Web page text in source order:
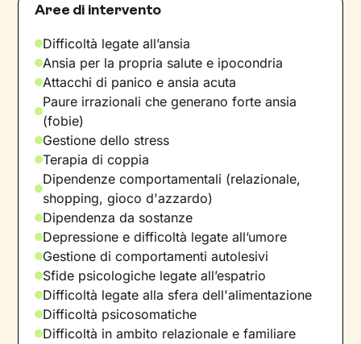
Aree di intervento
Difficoltà legate all’ansia
Ansia per la propria salute e ipocondria
Attacchi di panico e ansia acuta
Paure irrazionali che generano forte ansia
(fobie)
Gestione dello stress
Terapia di coppia
Dipendenze comportamentali (relazionale,
shopping, gioco d'azzardo)
Dipendenza da sostanze
Depressione e difficoltà legate all’umore
Gestione di comportamenti autolesivi
Sfide psicologiche legate all’espatrio
Difficoltà legate alla sfera dell'alimentazione
Difficoltà psicosomatiche
Difficoltà in ambito relazionale e familiare